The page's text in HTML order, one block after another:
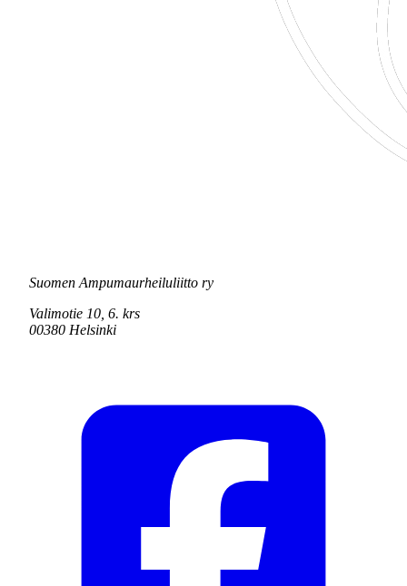
Suomen Ampumaurheiluliitto ry
Valimotie 10, 6. krs
00380 Helsinki